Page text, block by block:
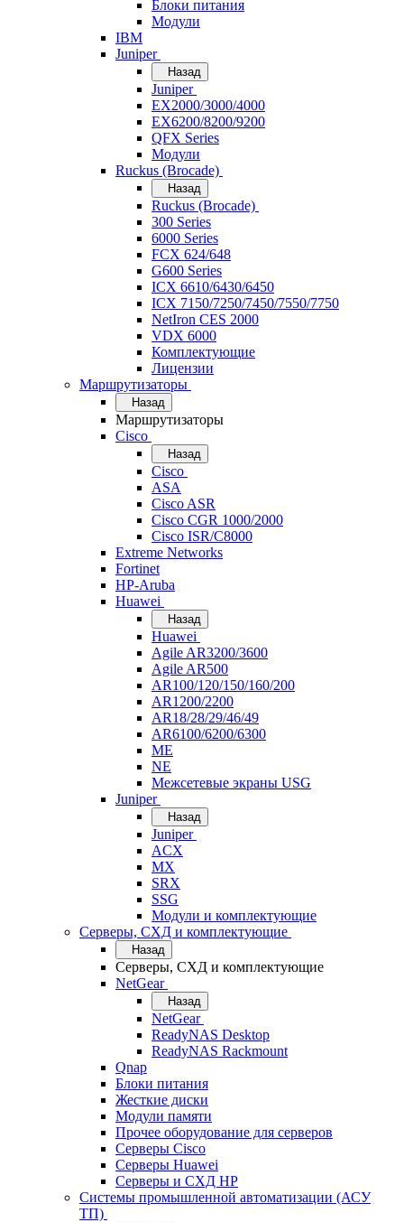
Блоки питания
Модули
IBM
Juniper
Назад
Juniper
EX2000/3000/4000
EX6200/8200/9200
QFX Series
Модули
Ruckus (Brocade)
Назад
Ruckus (Brocade)
300 Series
6000 Series
FCX 624/648
G600 Series
ICX 6610/6430/6450
ICX 7150/7250/7450/7550/7750
NetIron CES 2000
VDX 6000
Комплектующие
Лицензии
Маршрутизаторы
Назад
Маршрутизаторы
Cisco
Назад
Cisco
ASA
Cisco ASR
Cisco CGR 1000/2000
Cisco ISR/С8000
Extreme Networks
Fortinet
HP-Aruba
Huawei
Назад
Huawei
Agile AR3200/3600
Agile AR500
AR100/120/150/160/200
AR1200/2200
AR18/28/29/46/49
AR6100/6200/6300
ME
NE
Межсетевые экраны USG
Juniper
Назад
Juniper
ACX
MX
SRX
SSG
Модули и комплектующие
Серверы, СХД и комплектующие
Назад
Серверы, СХД и комплектующие
NetGear
Назад
NetGear
ReadyNAS Desktop
ReadyNAS Rackmount
Qnap
Блоки питания
Жесткие диски
Модули памяти
Прочее оборудование для серверов
Серверы Cisco
Серверы Huawei
Серверы и СХД HP
Системы промышленной автоматизации (АСУ
ТП)